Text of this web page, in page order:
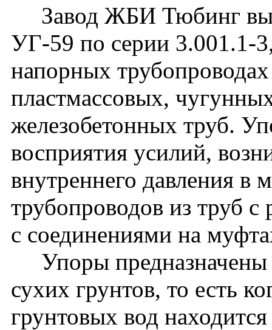
Завод ЖБИ Тюбинг
УГ-59 по серии 3.001.1-
напорных
пластмассовых,
железобетонных труб.
восприятия усилий,
внутреннего давления в
трубопроводов из труб
с соединениями на
Упоры предназначены
сухих грунтов, то есть
грунтовых вод